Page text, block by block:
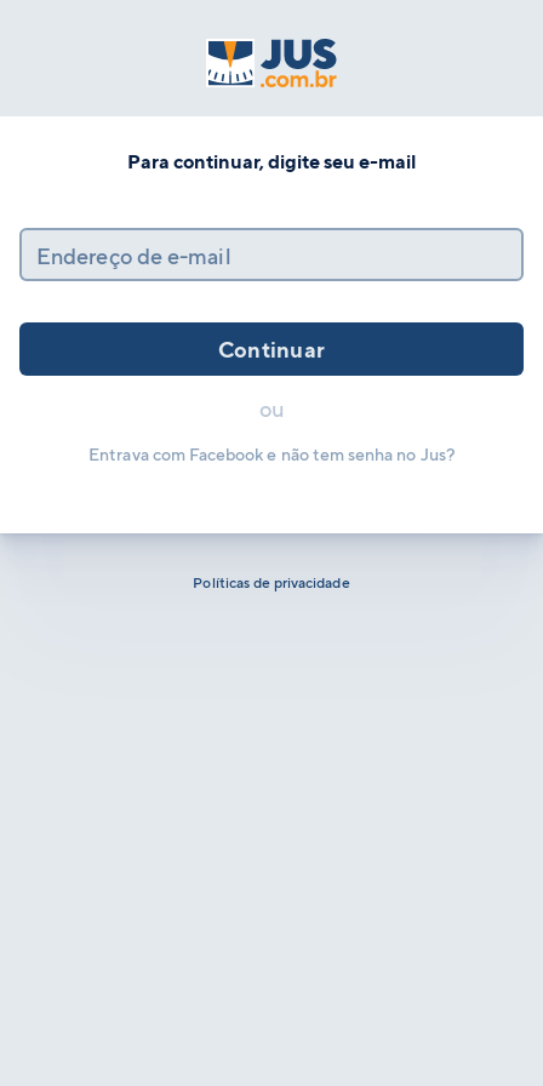
Para continuar, digite seu e-mail
Endereço de e-mail
Continuar
ou
Entrava com Facebook e não tem senha no Jus?
Políticas de privacidade